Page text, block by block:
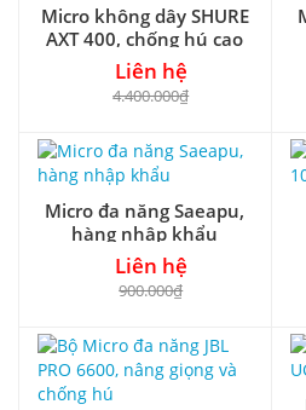
Micro không dây SHURE
AXT 400, chống hú cao
Liên hệ
4.400.000₫
Micro đa năng Saeapu,
hàng nhập khẩu
Liên hệ
900.000₫